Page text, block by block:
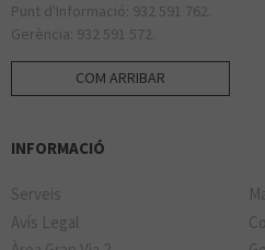
Punt d'Informació: 932 591 762.
Gerència: 932 591 572.
COM ARRIBAR
INFORMACIÓ
Serveis
Avís Legal